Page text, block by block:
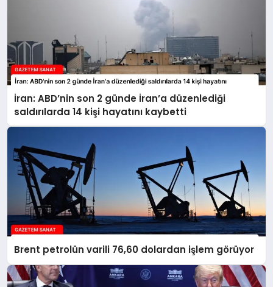
İran: ABD’nin son 2 günde İran’a düzenlediği
saldırılarda 14 kişi hayatını kaybetti
Brent petrolün varili 76,60 dolardan işlem görüyor